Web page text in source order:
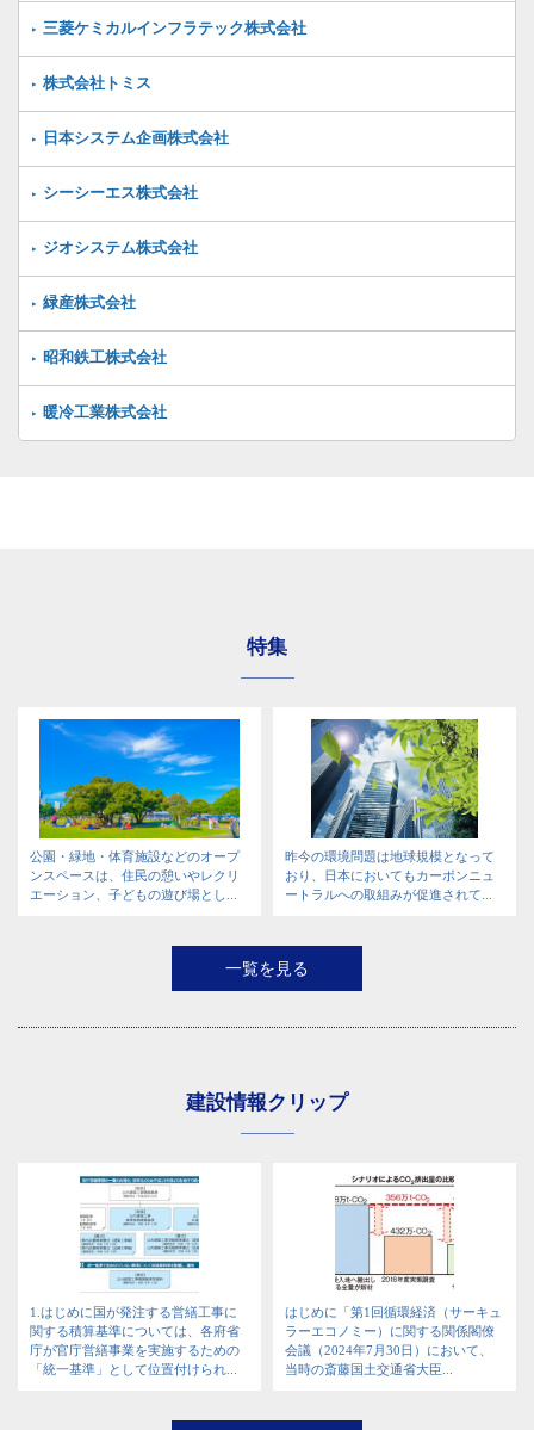
三菱ケミカルインフラテック株式会社
株式会社トミス
日本システム企画株式会社
シーシーエス株式会社
ジオシステム株式会社
緑産株式会社
昭和鉄工株式会社
暖冷工業株式会社
特集
公園・緑地・体育施設などのオープ
ンスペースは、住民の憩いやレクリ
エーション、子どもの遊び場とし...
昨今の環境問題は地球規模となって
おり、日本においてもカーボンニュ
ートラルへの取組みが促進されて...
一覧を見る
建設情報クリップ
1.はじめに国が発注する営繕工事に
関する積算基準については、各府省
庁が官庁営繕事業を実施するための
「統一基準」として位置付けられ...
はじめに「第1回循環経済（サーキュ
ラーエコノミー）に関する関係閣僚
会議（2024年7月30日）において、
当時の斎藤国土交通省大臣...